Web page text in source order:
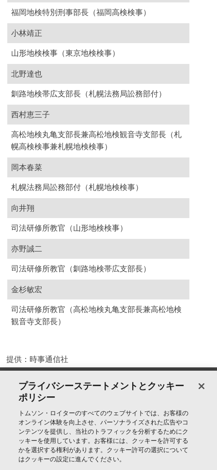
福岡地検特別刑事部長（福岡高検検事）
小林靖正
山形地検検事（東京地検検事）
北野達也
釧路地検帯広支部長（札幌法務局訟務部付）
西村恵三子
高松地検丸亀支部長兼高松地検観音寺支部長（札
幌高検検事兼札幌地検検事）
岡本春菜
札幌法務局訟務部付（札幌地検検事）
向井翔
司法研修所教官（山形地検検事）
亦野誠二
司法研修所教官（釧路地検帯広支部長）
金杉敏宏
司法研修所教官（高松地検丸亀支部長兼高松地検
観音寺支部長）
提供：時事通信社
製品＆サービス
サポート
トムソン・ロイターについて
プライバシーステートメントとクッキー
ポリシー
トムソン・ロイターのすべてのウェブサイトでは、お客様の
オンライン体験を向上させ、パーソナライズされた広告やコ
ンテンツを提供し、当社のトラフィックを分析するためにク
ッキーを使用しています。お客様には、クッキーを許可する
かを選択する権利があります。クッキー許可の選択について
はクッキーの設定に進んでください。